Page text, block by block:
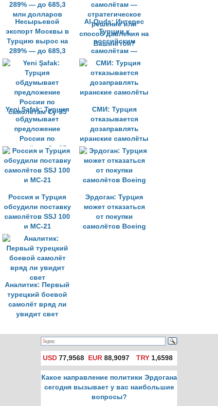
Несырьевой
экспорт Москвы в
Турцию вырос на
289% — до 685,3
млн долларов
Al-Quds: Интерес
Турции к
российским
самолётам —
стратегическое
решение или
способ давления на
Вашингтон?
Yeni Şafak: Турция
обдумывает
предложение
России по
самолётам Су-35
СМИ: Турция
отказывается
дозаправлять
иранские самолёты
Россия и Турция
обсудили поставку
самолётов SSJ 100
и МС-21
Эрдоган: Турция
может отказаться
от покупки
самолётов Boeing
Аналитик: Первый
турецкий боевой
самолёт вряд ли
увидит свет
USD 77,9568 EUR 88,9097 TRY1,6598
Какое направление политики Эрдогана
сегодня вызывает у вас наибольшие
вопросы?